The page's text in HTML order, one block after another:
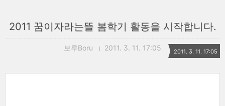
2011 꿈이자라는뜰 봄학기 활동을 시작합니다.
보루Boru 2011. 3. 11. 17:05 2011. 3. 11. 17:05